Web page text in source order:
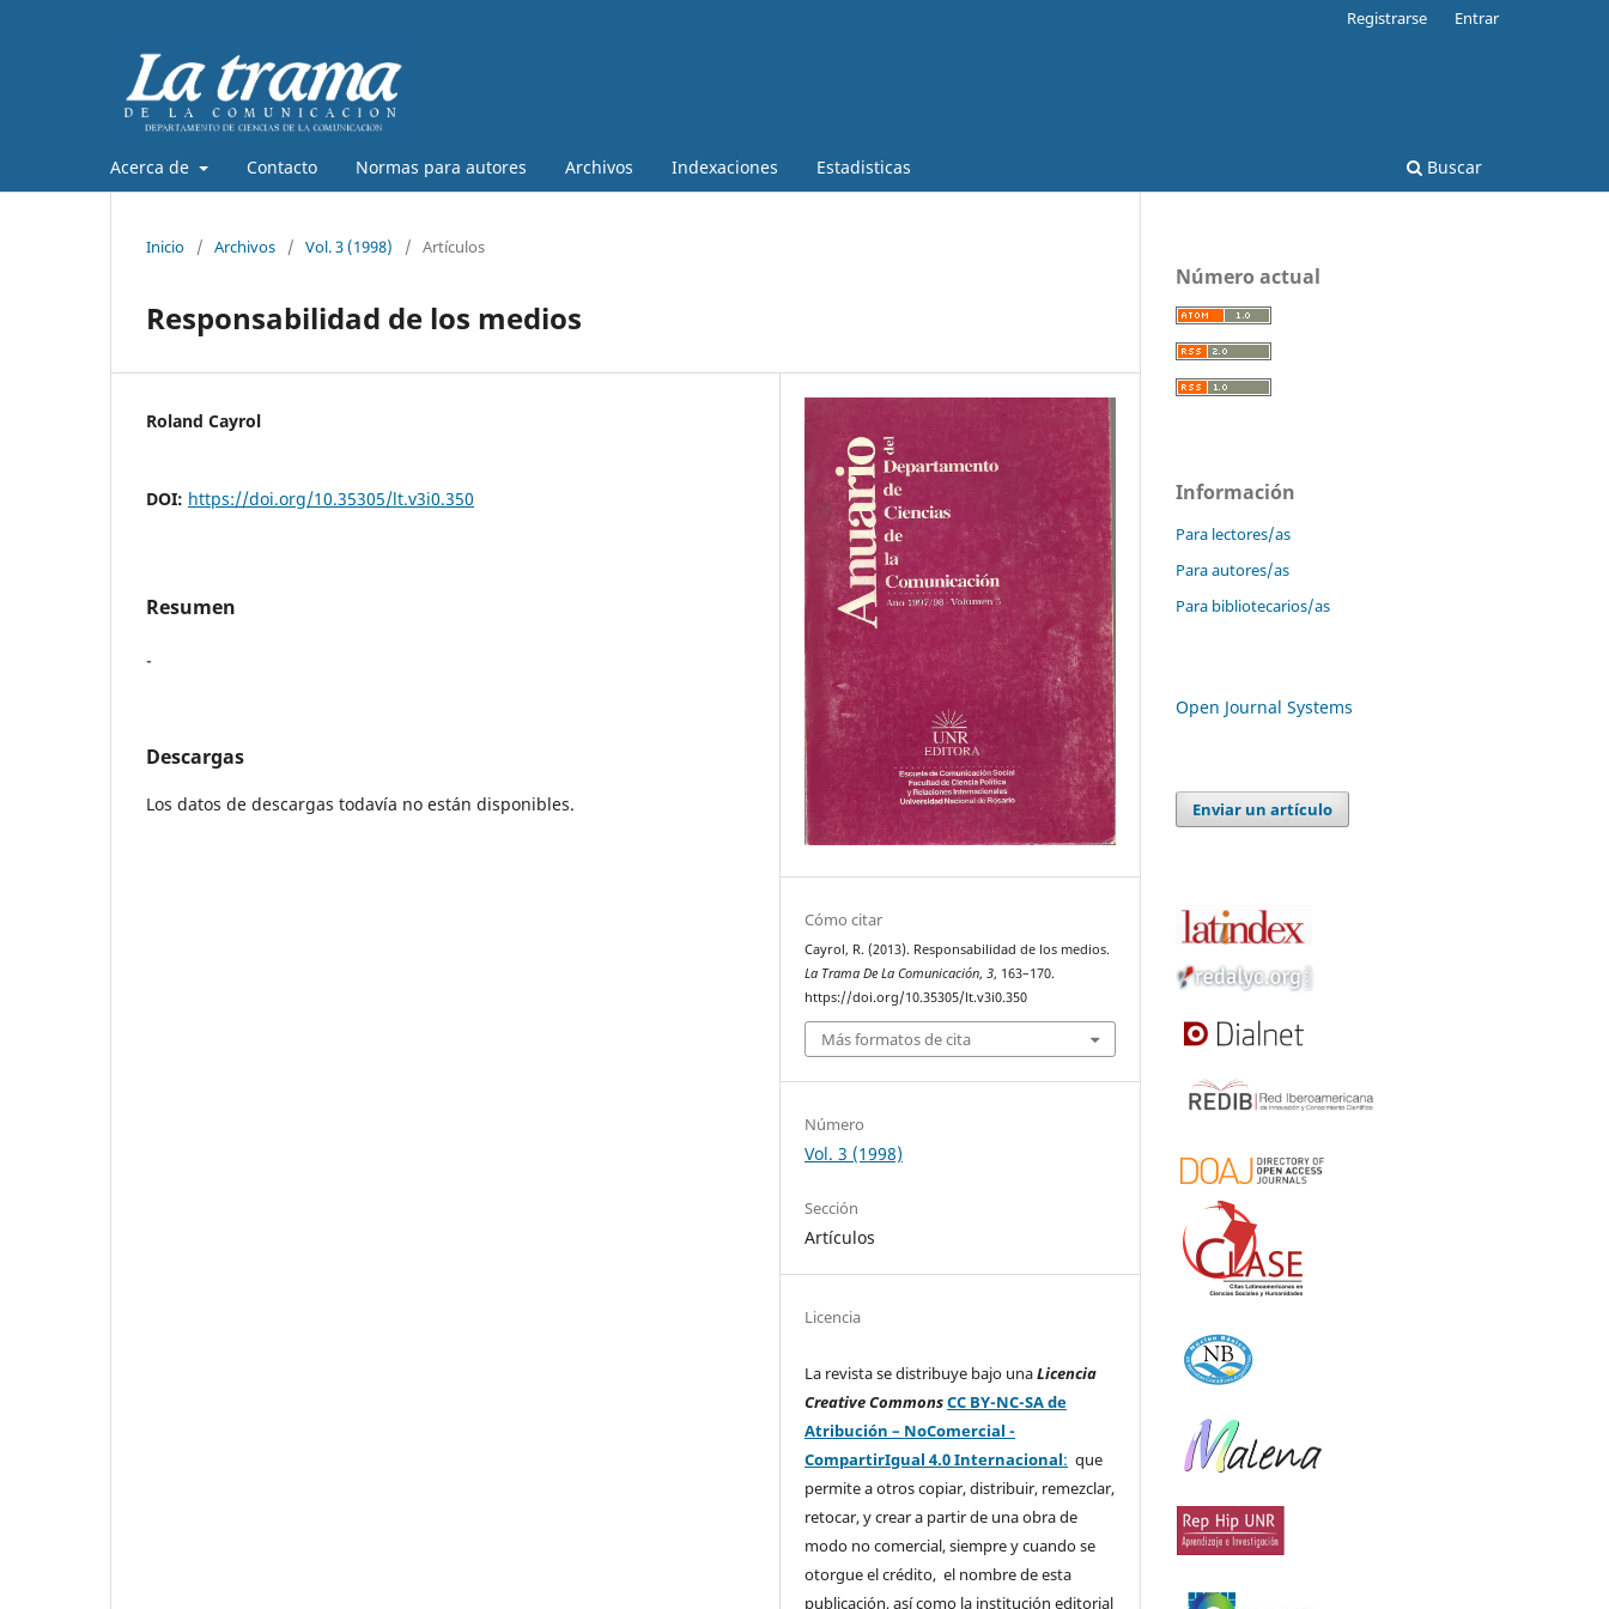
Acerca de Contacto Normas para autores Archivos Indexaciones Estadisticas Buscar
Registrarse Entrar
Inicio / Archivos / Vol. 3 (1998) / Artículos
Responsabilidad de los medios
Roland Cayrol
DOI: https://doi.org/10.35305/lt.v3i0.350
Resumen
-
Descargas
Los datos de descargas todavía no están disponibles.
Cómo citar
Cayrol, R. (2013). Responsabilidad de los medios.
La Trama De La Comunicación,3, 163–170.
https://doi.org/10.35305/lt.v3i0.350
Más formatos de cita
Número
Vol. 3 (1998)
Sección
Artículos
Licencia
La revista se distribuye bajo unaLicencia
Creative CommonsCC BY-NC-SA de
Atribución – NoComercial -
CompartirIgual 4.0 Internacional: que
permite a otros copiar, distribuir, remezclar,
retocar, y crear a partir de una obra de
modo no comercial, siempre y cuando se
otorgue el crédito, el nombre de esta
publicación, así como la institución editorial
Número actual
Información
Para lectores/as
Para autores/as
Para bibliotecarios/as
Open Journal Systems
Enviar un artículo